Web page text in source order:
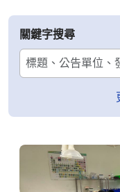
關鍵字搜尋